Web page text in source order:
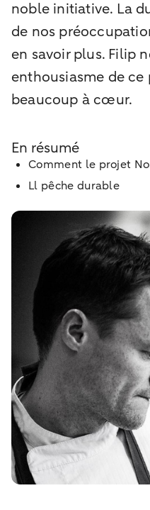
noble initiative. La
de nos
en savoir plus. Filip
enthousiasme de
beaucoup à cœur.
En résumé
Comment le projet
Ll pêche durable